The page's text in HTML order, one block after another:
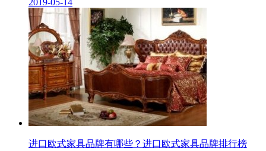
进口欧式家具品牌有哪些？进口欧式家具品牌排行榜